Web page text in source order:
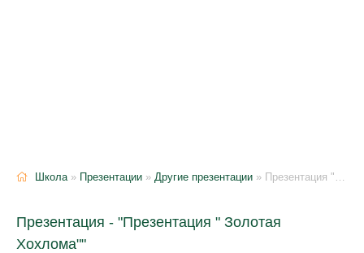
Школа» Презентации » Другие презентации » Презентация " Золотая Хохлома"
Презентация - "Презентация " Золотая
Хохлома""